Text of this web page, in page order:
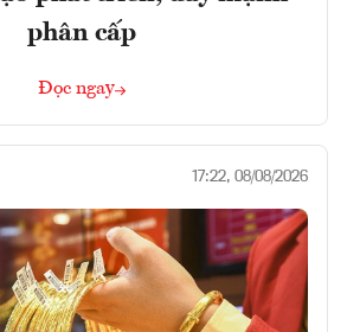
phân cấp
Đọc ngay
17:22, 08/08/2026